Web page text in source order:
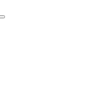
Expand